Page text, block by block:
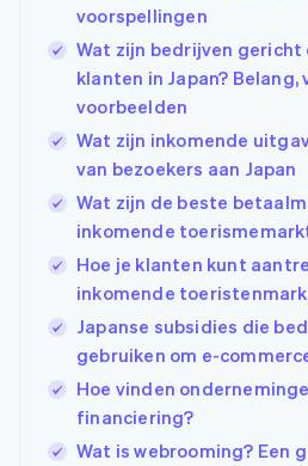
voorspellingen
Wat zijn bedrijven gericht
klanten in Japan? Belang,
voorbeelden
Wat zijn inkomende
van bezoekers aan Japan
Wat zijn de beste
inkomende
Hoe je klanten kunt
inkomende
Japanse subsidies die
gebruiken om e-
Hoe vinden
financiering?
Wat is webrooming? Een